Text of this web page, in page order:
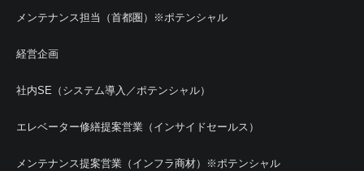
メンテナンス担当（首都圏）※ポテンシャル
経営企画
社内SE（システム導入／ポテンシャル）
エレベーター修繕提案営業（インサイドセールス）
メンテナンス提案営業（インフラ商材）※ポテンシャル